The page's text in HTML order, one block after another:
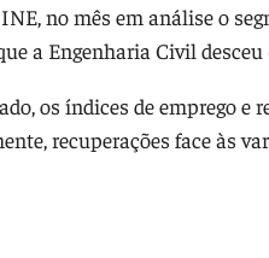
no mês em análise o
a Engenharia Civil desceu
os índices de emprego e
recuperações face às